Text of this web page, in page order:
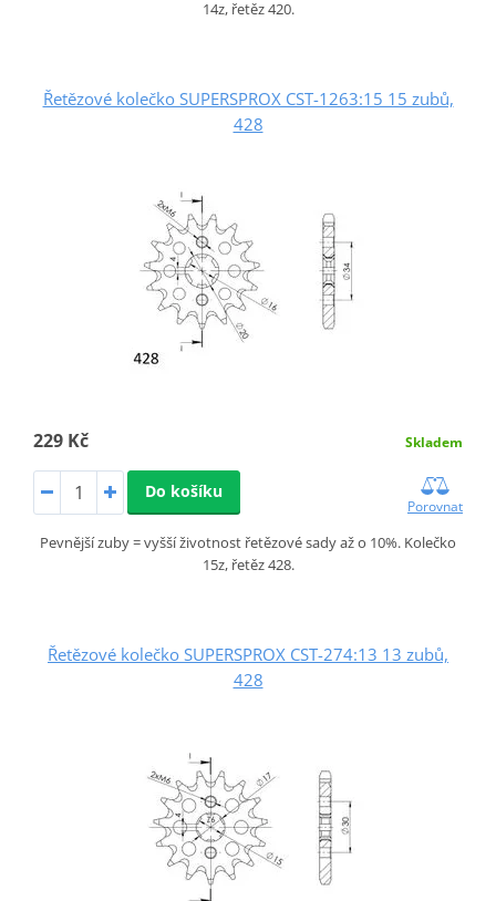
14z, řetěz 420.
Řetězové kolečko SUPERSPROX CST-1263:15 15 zubů,
428
229 Kč Skladem
Do košíku
Porovnat
Pevnější zuby = vyšší životnost řetězové sady až o 10%. Kolečko
15z, řetěz 428.
Řetězové kolečko SUPERSPROX CST-274:13 13 zubů,
428